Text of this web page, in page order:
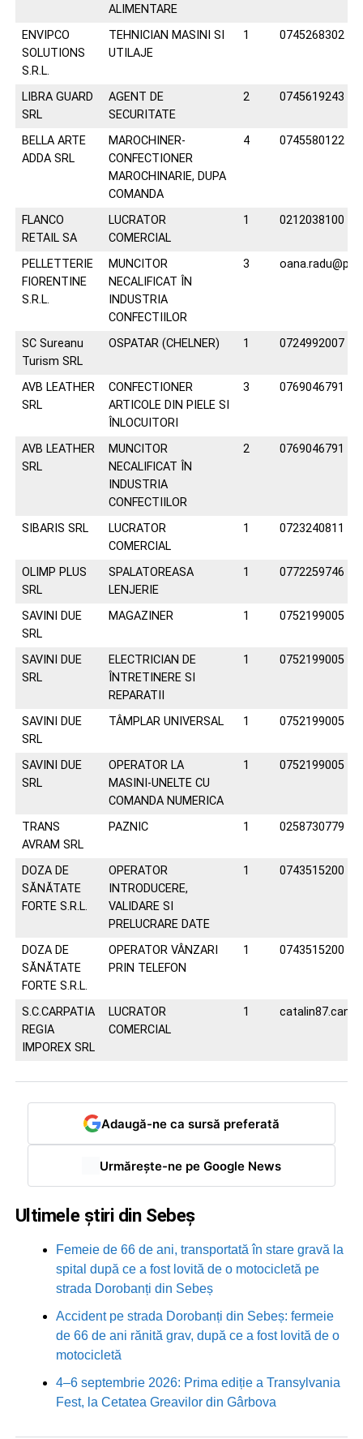
ALIMENTARE
ENVIPCO
SOLUTIONS
S.R.L.
TEHNICIAN MASINI SI
UTILAJE
1 0745268302
LIBRA GUARD
SRL
AGENT DE
SECURITATE
2 0745619243
BELLA ARTE
ADDA SRL
MAROCHINER-
CONFECTIONER
MAROCHINARIE, DUPA
COMANDA
4 0745580122
FLANCO
RETAIL SA
LUCRATOR
COMERCIAL
1 0212038100
PELLETTERIE
FIORENTINE
S.R.L.
MUNCITOR
NECALIFICAT ÎN
INDUSTRIA
CONFECTIILOR
3
SC Sureanu
Turism SRL
OSPATAR (CHELNER) 1 0724992007
AVB LEATHER
SRL
CONFECTIONER
ARTICOLE DIN PIELE SI
ÎNLOCUITORI
3 0769046791
AVB LEATHER
SRL
MUNCITOR
NECALIFICAT ÎN
INDUSTRIA
CONFECTIILOR
2 0769046791
SIBARIS SRL
LUCRATOR
COMERCIAL
1 0723240811
OLIMP PLUS
SRL
SPALATOREASA
LENJERIE
1 0772259746
SAVINI DUE
SRL
MAGAZINER 1 0752199005
SAVINI DUE
SRL
ELECTRICIAN DE
ÎNTRETINERE SI
REPARATII
1 0752199005
SAVINI DUE
SRL
TÂMPLAR UNIVERSAL 1 0752199005
SAVINI DUE
SRL
OPERATOR LA
MASINI-UNELTE CU
COMANDA NUMERICA
1 0752199005
TRANS
AVRAM SRL
PAZNIC 1 0258730779
DOZA DE
SĂNĂTATE
FORTE S.R.L.
OPERATOR
INTRODUCERE,
VALIDARE SI
PRELUCRARE DATE
1 0743515200
DOZA DE
SĂNĂTATE
FORTE S.R.L.
OPERATOR VÂNZARI
PRIN TELEFON
1 0743515200
S.C.CARPATIA
REGIA
IMPOREX SRL
LUCRATOR
COMERCIAL
1
Adaugă-ne ca sursă preferată
Urmărește-ne pe Google News
Ultimele știri din Sebeș
Femeie de 66 de ani, transportată în stare gravă la
spital după ce a fost lovită de o motocicletă pe
strada Dorobanți din Sebeș
Accident pe strada Dorobanți din Sebeș: fermeie
de 66 de ani rănită grav, după ce a fost lovită de o
motocicletă
4–6 septembrie 2026: Prima ediție a Transylvania
Fest, la Cetatea Greavilor din Gârbova